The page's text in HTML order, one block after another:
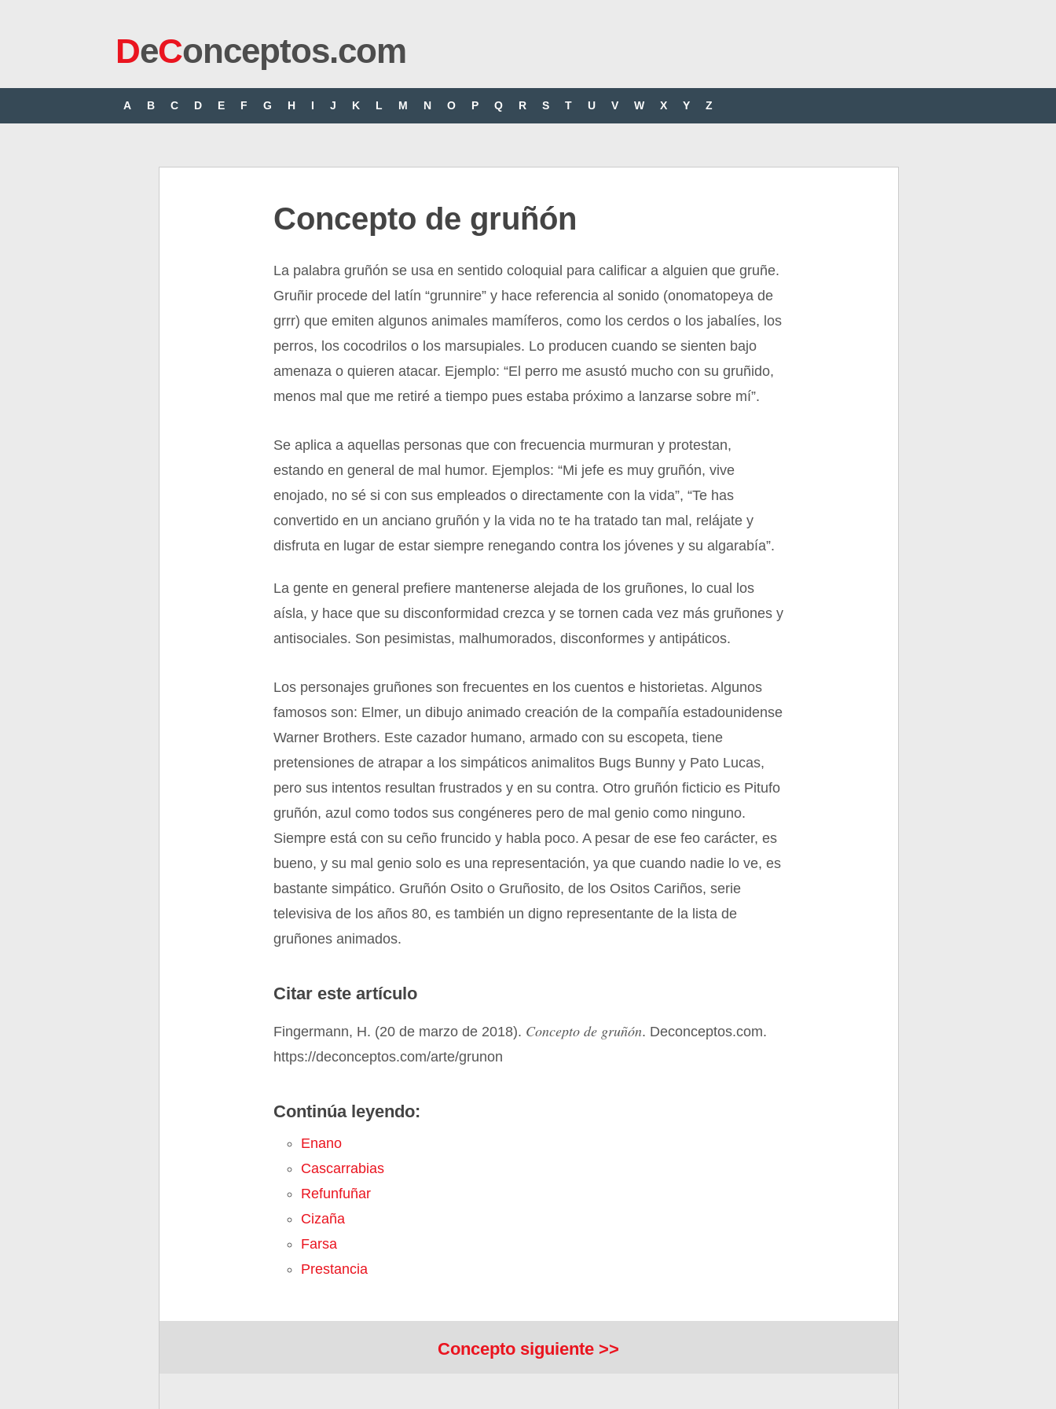
DeConceptos.com
A B C D E F G H I J K L M N O P Q R S T U V W X Y Z
Concepto de gruñón
La palabra gruñón se usa en sentido coloquial para calificar a alguien que gruñe.
Gruñir procede del latín “grunnire” y hace referencia al sonido (onomatopeya de
grrr) que emiten algunos animales mamíferos, como los cerdos o los jabalíes, los
perros, los cocodrilos o los marsupiales. Lo producen cuando se sienten bajo
amenaza o quieren atacar. Ejemplo: “El perro me asustó mucho con su gruñido,
menos mal que me retiré a tiempo pues estaba próximo a lanzarse sobre mí”.
Se aplica a aquellas personas que con frecuencia murmuran y protestan,
estando en general de mal humor. Ejemplos: “Mi jefe es muy gruñón, vive
enojado, no sé si con sus empleados o directamente con la vida”, “Te has
convertido en un anciano gruñón y la vida no te ha tratado tan mal, relájate y
disfruta en lugar de estar siempre renegando contra los jóvenes y su algarabía”.
La gente en general prefiere mantenerse alejada de los gruñones, lo cual los
aísla, y hace que su disconformidad crezca y se tornen cada vez más gruñones y
antisociales. Son pesimistas, malhumorados, disconformes y antipáticos.
Los personajes gruñones son frecuentes en los cuentos e historietas. Algunos
famosos son: Elmer, un dibujo animado creación de la compañía estadounidense
Warner Brothers. Este cazador humano, armado con su escopeta, tiene
pretensiones de atrapar a los simpáticos animalitos Bugs Bunny y Pato Lucas,
pero sus intentos resultan frustrados y en su contra. Otro gruñón ficticio es Pitufo
gruñón, azul como todos sus congéneres pero de mal genio como ninguno.
Siempre está con su ceño fruncido y habla poco. A pesar de ese feo carácter, es
bueno, y su mal genio solo es una representación, ya que cuando nadie lo ve, es
bastante simpático. Gruñón Osito o Gruñosito, de los Ositos Cariños, serie
televisiva de los años 80, es también un digno representante de la lista de
gruñones animados.
Citar este artículo
Fingermann, H. (20 de marzo de 2018). Concepto de gruñón. Deconceptos.com.
https://deconceptos.com/arte/grunon
Continúa leyendo:
Enano
Cascarrabias
Refunfuñar
Cizaña
Farsa
Prestancia
Concepto siguiente >>